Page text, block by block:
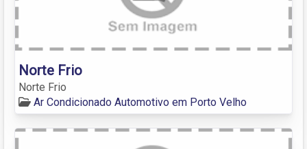
Norte Frio
Norte Frio
Ar Condicionado Automotivo em Porto Velho